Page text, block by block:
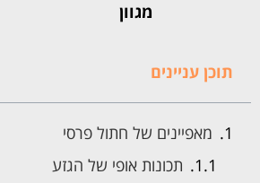
מגוון
תוכן עניינים
מאפיינים של חתול פרסי
תכונות אופי של הגזע